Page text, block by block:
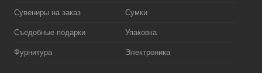
Сувениры на заказ Сумки
Съедобные подарки Упаковка
Фурнитура Электроника